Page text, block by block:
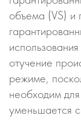
объема (VS) и
отучение
режиме,
необходим
уменьшается